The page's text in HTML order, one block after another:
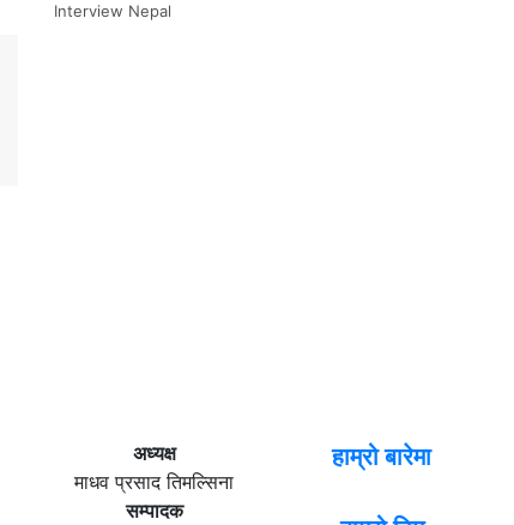
Interview Nepal
अध्यक्ष
माधव प्रसाद तिमल्सिना
सम्पादक
हाम्रो बारेमा